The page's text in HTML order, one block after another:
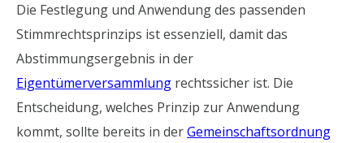
Die Festlegung und Anwendung des passenden
Stimmrechtsprinzips ist essenziell, damit das
Abstimmungsergebnis in der
Eigentümerversammlung rechtssicher ist. Die
Entscheidung, welches Prinzip zur Anwendung
kommt, sollte bereits in derGemeinschaftsordnung